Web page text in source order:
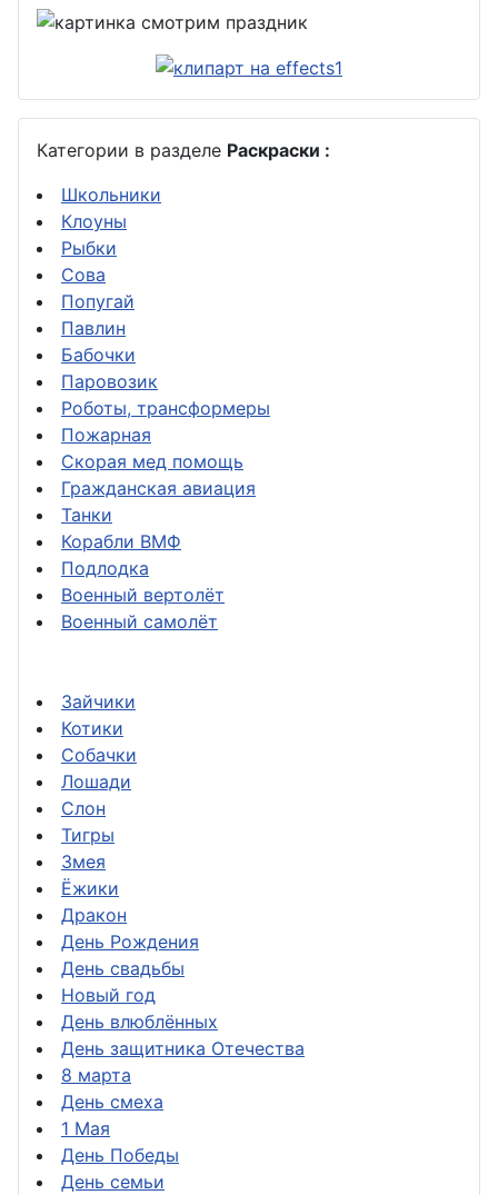
Категории в разделе Раскраски :
Школьники
Клоуны
Рыбки
Сова
Попугай
Павлин
Бабочки
Паровозик
Роботы, трансформеры
Пожарная
Скорая мед помощь
Гражданская авиация
Танки
Корабли ВМФ
Подлодка
Военный вертолёт
Военный самолёт
Зайчики
Котики
Собачки
Лошади
Слон
Тигры
Змея
Ёжики
Дракон
День Рождения
День свадьбы
Новый год
День влюблённых
День защитника Отечества
8 марта
День смеха
1 Мая
День Победы
День семьи